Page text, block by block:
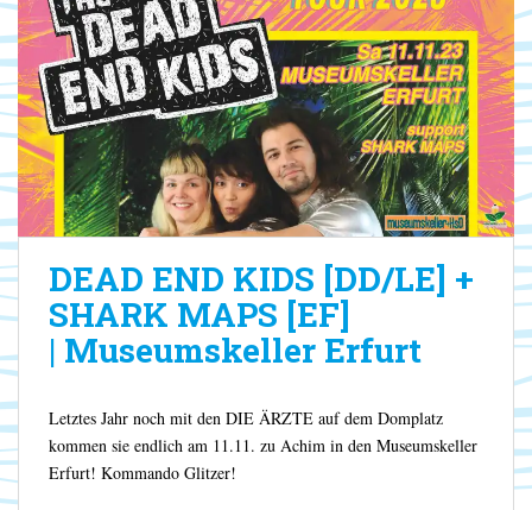
DEAD END KIDS [DD/LE] +
SHARK MAPS [EF]
| Museumskeller Erfurt
Letztes Jahr noch mit den DIE ÄRZTE auf dem Domplatz
kommen sie endlich am 11.11. zu Achim in den Museumskeller
Erfurt! Kommando Glitzer!